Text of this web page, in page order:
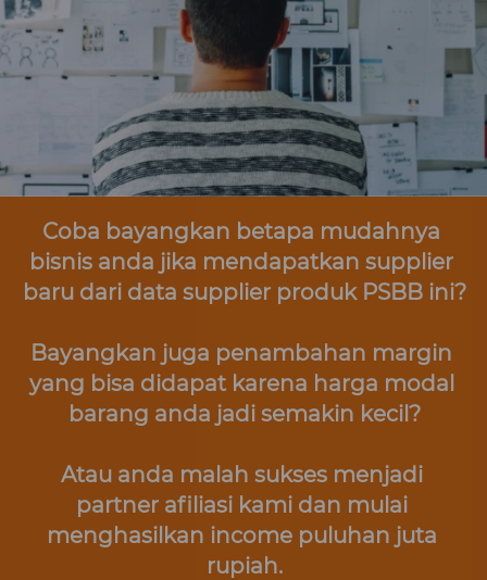
Coba bayangkan betapa mudahnya
bisnis anda jika mendapatkan supplier
baru dari data supplier produk PSBB ini?
Bayangkan juga penambahan margin
yang bisa didapat karena harga modal
barang anda jadi semakin kecil?
Atau anda malah sukses menjadi
partner afiliasi kami dan mulai
menghasilkan income puluhan juta
rupiah.